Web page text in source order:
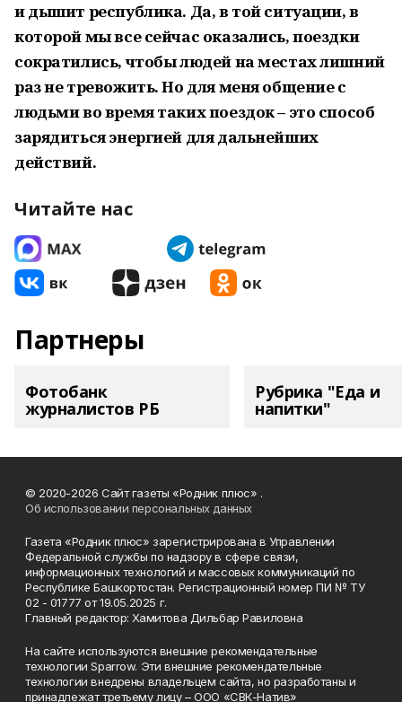
и дышит республика. Да, в той ситуации, в
которой мы все сейчас оказались, поездки
сократились, чтобы людей на местах лишний
раз не тревожить. Но для меня общение с
людьми во время таких поездок – это способ
зарядиться энергией для дальнейших
действий.
Читайте нас
Партнеры
Фотобанк
журналистов РБ
Рубрика "Еда и
напитки"
© 2020-2026 Сайт газеты «Родник плюс» .
Об использовании персональных данных
Газета «Родник плюс» зарегистрирована в Управлении
Федеральной службы по надзору в сфере связи,
информационных технологий и массовых коммуникаций по
Республике Башкортостан. Регистрационный номер ПИ № ТУ
02 - 01777 от 19.05.2025 г.
Главный редактор: Хамитова Дильбар Равиловна
На сайте используются внешние рекомендательные
технологии Sparrow. Эти внешние рекомендательные
технологии внедрены владельцем сайта, но разработаны и
принадлежат третьему лицу – ООО «СВК-Натив»